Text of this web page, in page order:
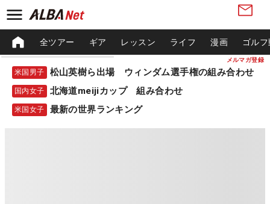
メルマガ登録
全ツアー ギア レッスン ライフ 漫画 ゴル
米国男子 松山英樹ら出場 ウィンダム選手権の組み合わせ
国内女子 北海道meijiカップ 組み合わせ
米国女子 最新の世界ランキング